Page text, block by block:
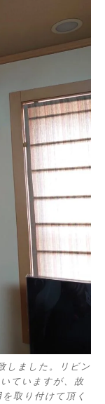
しました。リビン
ていますが、故
取り付けて頂く